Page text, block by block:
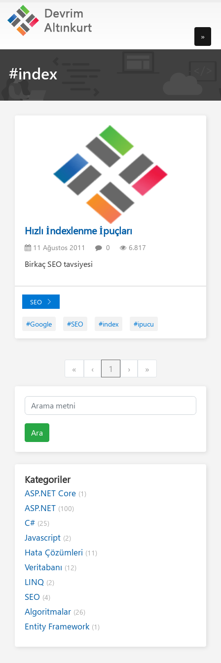
»
#index
Hızlı İndexlenme İpuçları
11 Ağustos 2011 0 6.817
Birkaç SEO tavsiyesi
SEO
#Google #SEO #index #ipucu
«First ‹Previous
1 ›Next»Last
Ara
Kategoriler
ASP.NET Core (1)
ASP.NET (100)
C# (25)
Javascript (2)
Hata Çözümleri (11)
Veritabanı (12)
LINQ (2)
SEO (4)
Algoritmalar (26)
Entity Framework (1)